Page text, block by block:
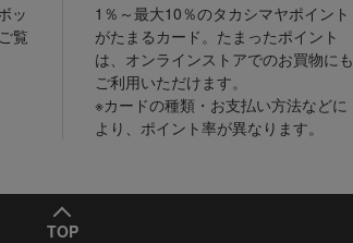
ッ
覧
1％～最大10％のタカシマヤポイント
がたまるカード。たまったポイント
は、オンラインストアでのお買物にも
ご利用いただけます。
※カードの種類・お支払い方法などに
より、ポイント率が異なります。
TOP